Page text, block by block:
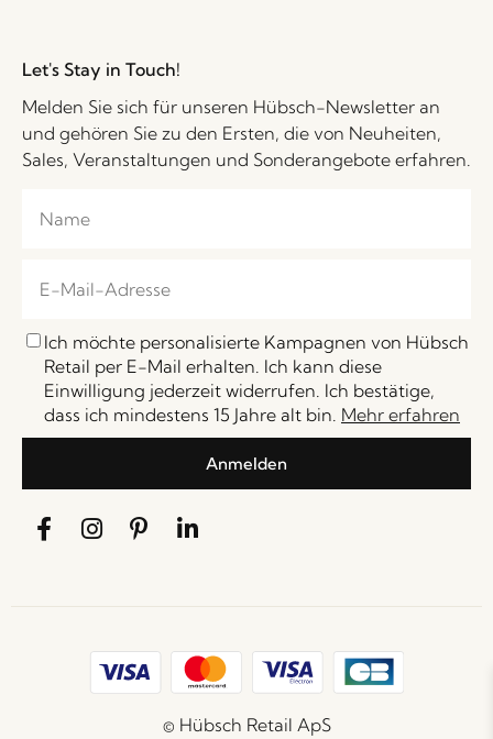
Let's Stay in Touch!
Melden Sie sich für unseren Hübsch-Newsletter an
und gehören Sie zu den Ersten, die von Neuheiten,
Sales, Veranstaltungen und Sonderangebote erfahren.
Ich möchte personalisierte Kampagnen von Hübsch
Retail per E-Mail erhalten. Ich kann diese
Einwilligung jederzeit widerrufen. Ich bestätige,
dass ich mindestens 15 Jahre alt bin. Mehr erfahren
Anmelden
© Hübsch Retail ApS